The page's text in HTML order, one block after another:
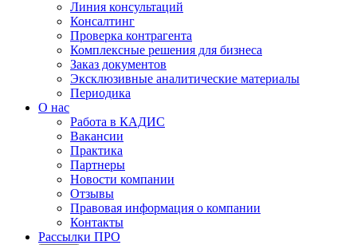
Линия консультаций
Консалтинг
Проверка контрагента
Комплексные решения для бизнеса
Заказ документов
Эксклюзивные аналитические материалы
Периодика
О нас
Работа в КАДИС
Вакансии
Практика
Партнеры
Новости компании
Отзывы
Правовая информация о компании
Контакты
Рассылки ПРО